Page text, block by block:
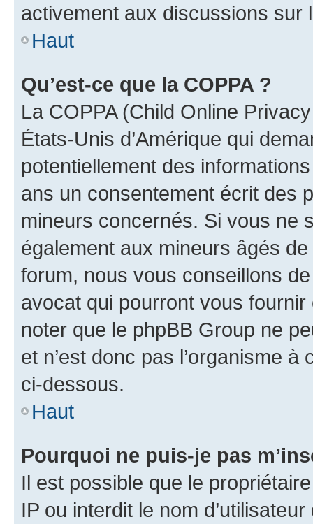
activement aux discussions sur
Haut
Qu’est-ce que la COPPA ?
La COPPA (Child Online
États-Unis d’Amérique qui
potentiellement des
ans un consentement écrit des
mineurs concernés. Si vous ne
également aux mineurs âgés
forum, nous vous conseillons
avocat qui pourront vous
noter que le phpBB Group ne
et n’est donc pas l’organisme
ci-dessous.
Haut
Pourquoi ne puis-je pas
Il est possible que le
IP ou interdit le nom